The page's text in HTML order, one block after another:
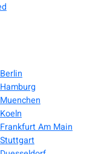
Am Main